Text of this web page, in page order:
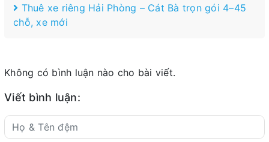
Thuê xe riêng Hải Phòng – Cát Bà trọn gói 4–45
chỗ, xe mới
Không có bình luận nào cho bài viết.
Viết bình luận: